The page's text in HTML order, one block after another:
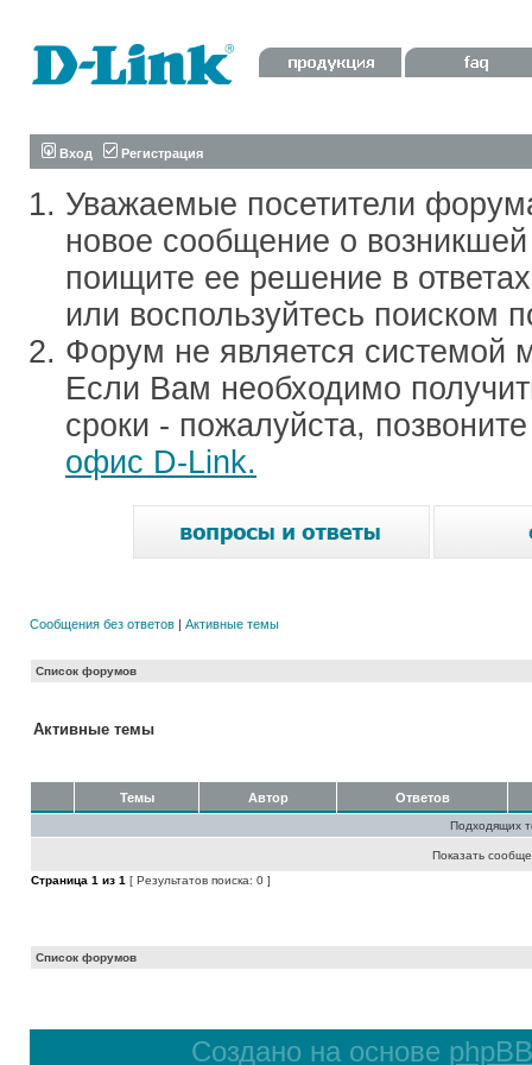
Вход Регистрация
Уважаемые посетители
новое сообщение о
поищите ее решение в
или воспользуйтесь поиском
Форум не является системой
Если Вам необходимо
сроки - пожалуйста,
офис D-Link.
Сообщения без ответов | Активные темы
Список форумов
Активные темы
Темы Автор Ответов
Подходящих
Показать
Страница 1 из 1 [ Результатов поиска: 0 ]
Список форумов
Создано на основе phpBB